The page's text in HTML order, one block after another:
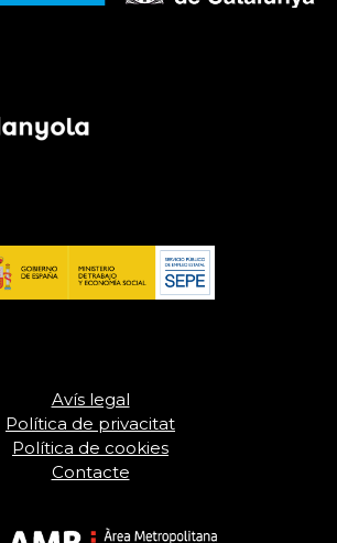
Avís legal
Política de privacitat
Política de cookies
Contacte